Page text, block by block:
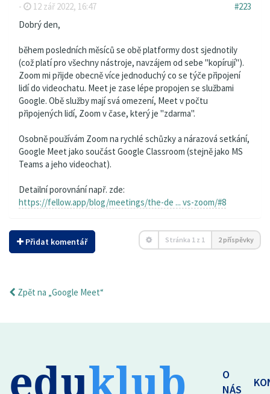
-
12 zář 2022, 16:47
#223
Dobrý den,
během posledních měsíců se obě platformy dost sjednotily
(což platí pro všechny nástroje, navzájem od sebe "kopírují").
Zoom mi přijde obecně více jednoduchý co se týče připojení
lidí do videochatu. Meet je zase lépe propojen se službami
Google. Obě služby mají svá omezení, Meet v počtu
připojených lidí, Zoom v čase, který je "zdarma".
Osobně používám Zoom na rychlé schůzky a nárazová setkání,
Google Meet jako součást Google Classroom (stejně jako MS
Teams a jeho videochat).
Detailní porovnání např. zde:
https://fellow.app/blog/meetings/the-de ... vs-zoom/#8
Přidat komentář Stránka 1 z 1 2 příspěvky
Zpět na „Google Meet“
eduklub
O
NÁS